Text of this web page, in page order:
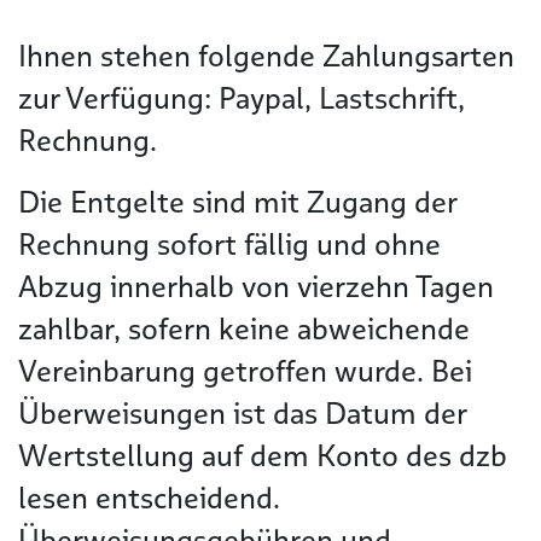
Ihnen stehen folgende Zahlungsarten
zur Verfügung: Paypal, Lastschrift,
Rechnung.
Die Entgelte sind mit Zugang der
Rechnung sofort fällig und ohne
Abzug innerhalb von vierzehn Tagen
zahlbar, sofern keine abweichende
Vereinbarung getroffen wurde. Bei
Überweisungen ist das Datum der
Wertstellung auf dem Konto des dzb
lesen entscheidend.